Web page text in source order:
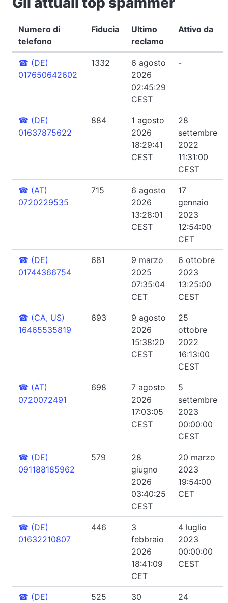
Numero di
telefono
Fiducia
Ultimo
reclamo
Attivo da
☎ (DE)
017650642602
1332
6 agosto
2026
02:45:29
CEST
-
☎ (DE)
01637875622
884
1 agosto
2026
18:29:41
CEST
28
settembre
2022
11:31:00
CEST
☎ (AT)
0720229535
715
6 agosto
2026
13:28:01
CEST
17
gennaio
2023
12:54:00
CET
☎ (DE)
01744366754
681
9 marzo
2025
07:35:04
CET
6 ottobre
2023
13:25:00
CEST
☎ (CA, US)
16465535819
693
9 agosto
2026
15:38:20
CEST
25
ottobre
2022
16:13:00
CEST
☎ (AT)
0720072491
698
7 agosto
2026
17:03:05
CEST
5
settembre
2023
00:00:00
CEST
☎ (DE)
091188185962
579
28
giugno
2026
03:40:25
CEST
20 marzo
2023
19:54:00
CET
☎ (DE)
01632210807
446
3
febbraio
2026
18:41:09
CET
4 luglio
2023
00:00:00
CEST
☎ (DE)
525
30
24